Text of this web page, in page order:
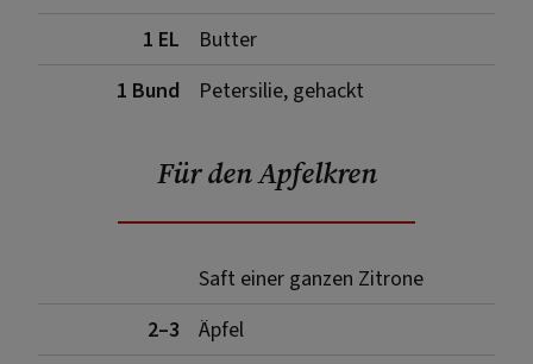
1 EL
Butter
1 Bund
Petersilie, gehackt
Für den Apfelkren
Saft einer ganzen Zitrone
2–3
Äpfel